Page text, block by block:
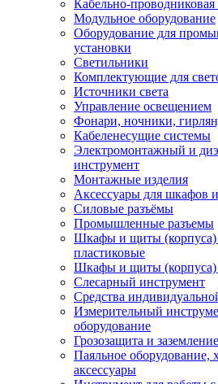
Кабельно-
Модульное оборудование
Оборудование для
установки
Светильники
Комплектующие для
Источники света
Управление освещением
Фонари, ночники,
Кабеленесущие системы
Электромонтажный и
инструмент
Монтажные изделия
Аксессуары для шкафов
Силовые разъёмы
Промышленные разъемы
Шкафы и щиты
пластиковые
Шкафы и щиты
Слесарный инструмент
Средства
Измерительный
оборудование
Грозозащита и заземление
Паяльное оборудование,
аксессуары